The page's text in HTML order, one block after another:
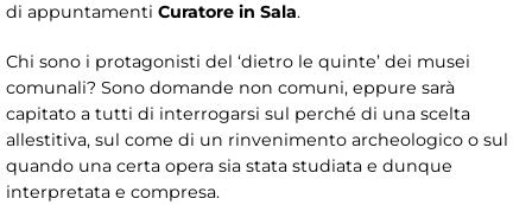
di appuntamenti Curatore in Sala.
Chi sono i protagonisti del ‘dietro le quinte’ dei musei
comunali? Sono domande non comuni, eppure sarà
capitato a tutti di interrogarsi sul perché di una scelta
allestitiva, sul come di un rinvenimento archeologico o sul
quando una certa opera sia stata studiata e dunque
interpretata e compresa.